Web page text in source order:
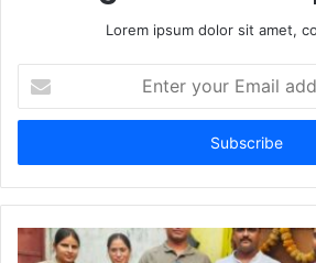
Lorem ipsum dolor sit amet,
your
Email